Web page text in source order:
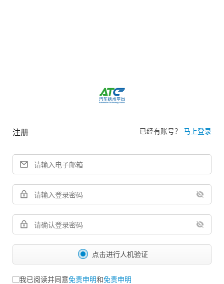
注册 已经有账号？ 马上登录
点击进行人机验证
我已阅读并同意免责申明和免责申明